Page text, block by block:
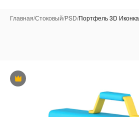
Главная/Стоковый/PSD/Портфель 3D Иконка
Премиум